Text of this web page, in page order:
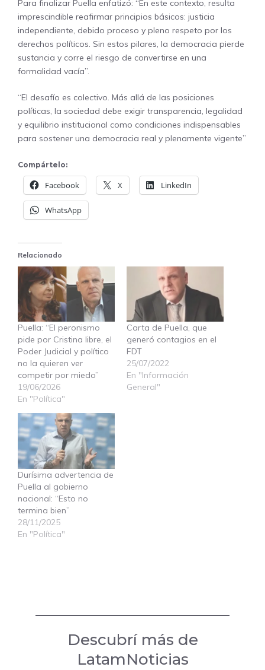
Para finalizar Puella enfatizó: “En este contexto, resulta
imprescindible reafirmar principios básicos: justicia
independiente, debido proceso y pleno respeto por los
derechos políticos. Sin estos pilares, la democracia pierde
sustancia y corre el riesgo de convertirse en una
formalidad vacía”.
“El desafío es colectivo. Más allá de las posiciones
políticas, la sociedad debe exigir transparencia, legalidad
y equilibrio institucional como condiciones indispensables
para sostener una democracia real y plenamente vigente”
Compártelo:
Facebook X LinkedIn
WhatsApp
Relacionado
Puella: “El peronismo
pide por Cristina libre, el
Poder Judicial y político
no la quieren ver
competir por miedo”
19/06/2026
En "Política"
Carta de Puella, que
generó contagios en el
FDT
25/07/2022
En "Información
General"
Durísima advertencia de
Puella al gobierno
nacional: “Esto no
termina bien”
28/11/2025
En "Política"
Descubrí más de
LatamNoticias